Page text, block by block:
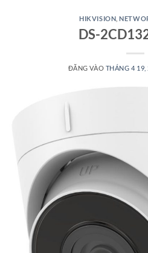
HIKVISION ,
DS-
ĐĂNG VÀO THÁNG 4 19,